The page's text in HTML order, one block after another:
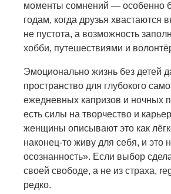
моменты сомнений — особенно
годам, когда друзья хвастаются
не пустота, а возможность
хобби, путешествиями и
Эмоционально жизнь без детей
пространство для глубокого
ежедневных капризов и ночных
есть силы на творчество и
женщины описывают это как
наконец-то живу для себя, и это
осознанность». Если выбор
своей свободе, а не из страха,
редко.